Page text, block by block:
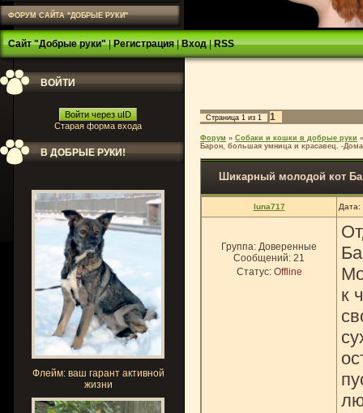
ФОРУМ САЙТА "ДОБРЫЕ РУКИ"
Сайт "Добрые руки"|Регистрация|Вход|RSS
ВОЙТИ
Войти через uID
Старая форма входа
В ДОБРЫЕ РУКИ!
Флейм: ваш гарант активной
жизни
Страница 1 из 1 1
Форум » Собаки и кошки в добрые руки »
Барон, большая умница и красавец. -Дома
Шикарный молодой кот
luna717 Дата:
Группа: Доверенные
Сообщений: 21
Статус: Offline
к